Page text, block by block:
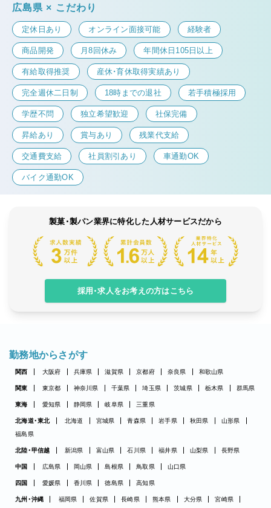
広島県 × こだわり
定休日あり オンライン面接可能 経験者
商品開発 月8回休み 年間休日105日以上
有給取得推奨 産休・育休取得実績あり
完全週休二日制 18時までの退社 若手積極採用
学歴不問 独立希望歓迎 社保完備
昇給あり 賞与あり 残業代支給
交通費支給 社員割引あり 車通勤OK
バイク通勤OK
製菓・製パン業界に特化した人材サービスだから
採用・求人をお考えの方はこちら
勤務地からさがす
関西 大阪府 兵庫県 滋賀県 京都府 奈良県 和歌山県
関東 東京都 神奈川県 千葉県 埼玉県 茨城県 栃木県 群馬県
東海 愛知県 静岡県 岐阜県 三重県
北海道・東北 北海道 宮城県 青森県 岩手県 秋田県
山形県
福島県
北陸・甲信越 新潟県 富山県 石川県 福井県 山梨県 長野県
中国 広島県 岡山県 島根県 鳥取県 山口県
四国 愛媛県 香川県 徳島県 高知県
九州・沖縄 福岡県 佐賀県 長崎県 熊本県 大分県
宮崎県